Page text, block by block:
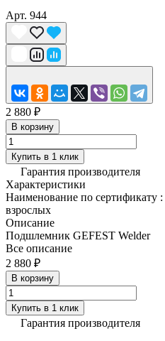
Арт. 944
2 880 ₽
В корзину
Купить в 1 клик
Гарантия производителя
Характеристики
Наименование по сертификату :
взрослых
Описание
Подшлемник GEFEST Welder
Все описание
2 880 ₽
В корзину
Купить в 1 клик
Гарантия производителя